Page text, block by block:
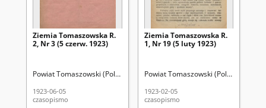
Ziemia Tomaszowska R.
2, Nr 3 (5 czerw. 1923)
Powiat Tomaszowski (Polska; woj. lubelskie). Sejmik Zwierzchowski,
1923-06-05
czasopismo
Ziemia Tomaszowska R.
1, Nr 19 (5 luty 1923)
Powiat Tomaszowski (Polska; woj.
1923-02-05
czasopismo